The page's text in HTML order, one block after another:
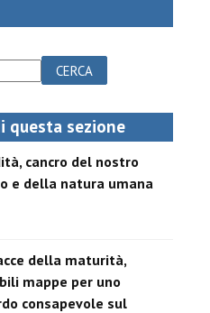
CERCA
sezione
cancro del nostro
e della natura umana
della maturità,
mappe per uno
consapevole sul